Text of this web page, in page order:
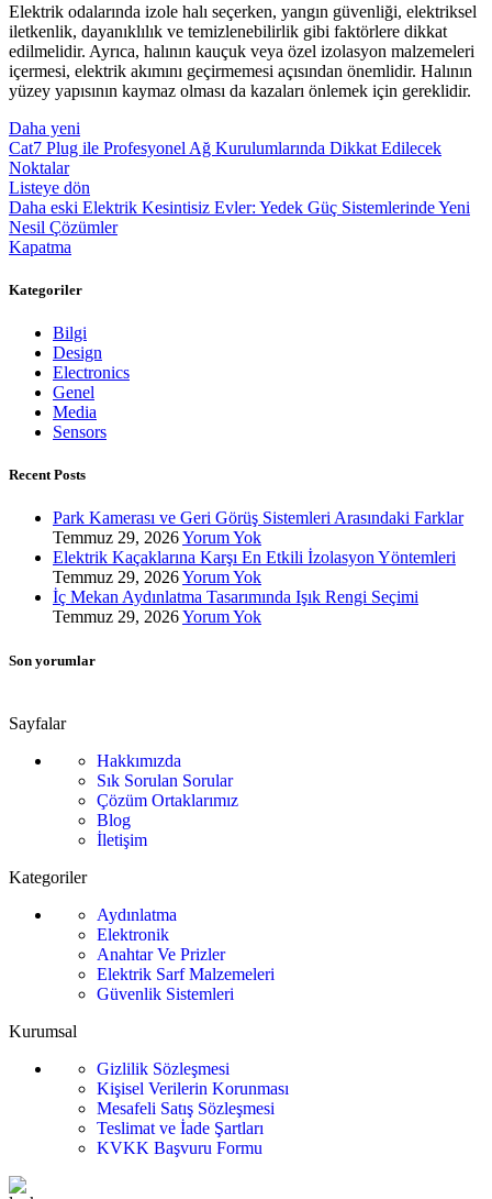
Elektrik odalarında izole halı seçerken, yangın güvenliği, elektriksel
iletkenlik, dayanıklılık ve temizlenebilirlik gibi faktörlere dikkat
edilmelidir. Ayrıca, halının kauçuk veya özel izolasyon malzemeleri
içermesi, elektrik akımını geçirmemesi açısından önemlidir. Halının
yüzey yapısının kaymaz olması da kazaları önlemek için gereklidir.
Daha yeni
Cat7 Plug ile Profesyonel Ağ Kurulumlarında Dikkat Edilecek
Noktalar
Listeye dön
Daha eski Elektrik Kesintisiz Evler: Yedek Güç Sistemlerinde Yeni
Nesil Çözümler
Kapatma
Kategoriler
Bilgi
Design
Electronics
Genel
Media
Sensors
Recent Posts
Park Kamerası ve Geri Görüş Sistemleri Arasındaki Farklar
Temmuz 29, 2026Yorum Yok
Elektrik Kaçaklarına Karşı En Etkili İzolasyon Yöntemleri
Temmuz 29, 2026Yorum Yok
İç Mekan Aydınlatma Tasarımında Işık Rengi Seçimi
Temmuz 29, 2026Yorum Yok
Son yorumlar
Sayfalar
Hakkımızda
Sık Sorulan Sorular
Çözüm Ortaklarımız
Blog
İletişim
Kategoriler
Aydınlatma
Elektronik
Anahtar Ve Prizler
Elektrik Sarf Malzemeleri
Güvenlik Sistemleri
Kurumsal
Gizlilik Sözleşmesi
Kişisel Verilerin Korunması
Mesafeli Satış Sözleşmesi
Teslimat ve İade Şartları
KVKK Başvuru Formu